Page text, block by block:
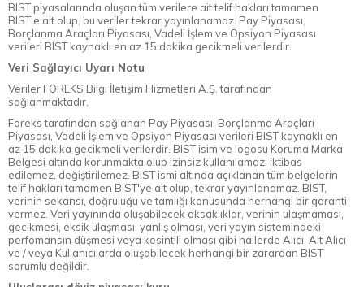
BIST piyasalarında oluşan tüm verilere ait telif hakları tamamen
BIST'e ait olup, bu veriler tekrar yayınlanamaz. Pay Piyasası,
Borçlanma Araçları Piyasası, Vadeli İşlem ve Opsiyon Piyasası
verileri BIST kaynaklı en az 15 dakika gecikmeli verilerdir.
Veri Sağlayıcı Uyarı Notu
Veriler FOREKS Bilgi İletişim Hizmetleri A.Ş. tarafından
sağlanmaktadır.
Foreks tarafından sağlanan Pay Piyasası, Borçlanma Araçları
Piyasası, Vadeli İşlem ve Opsiyon Piyasası verileri BIST kaynaklı en
az 15 dakika gecikmeli verilerdir. BIST isim ve logosu Koruma Marka
Belgesi altında korunmakta olup izinsiz kullanılamaz, iktibas
edilemez, değiştirilemez. BIST ismi altında açıklanan tüm belgelerin
telif hakları tamamen BIST'ye ait olup, tekrar yayınlanamaz. BIST,
verinin sekansı, doğruluğu ve tamlığı konusunda herhangi bir garanti
vermez. Veri yayınında oluşabilecek aksaklıklar, verinin ulaşmaması,
gecikmesi, eksik ulaşması, yanlış olması, veri yayın sistemindeki
perfomansın düşmesi veya kesintili olması gibi hallerde Alıcı, Alt Alıcı
ve / veya Kullanıcılarda oluşabilecek herhangi bir zarardan BIST
sorumlu değildir.